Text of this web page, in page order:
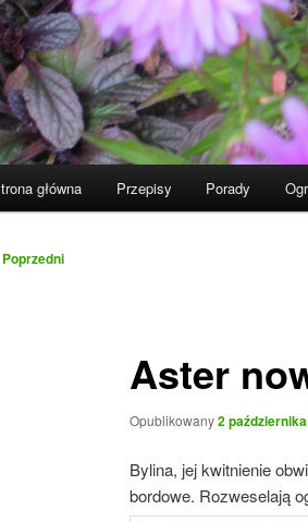
główna Przepisy Porady
Poprzedni
Aster
Opublikowany2
Bylina, jej kwitnienie
bordowe. Rozweselają